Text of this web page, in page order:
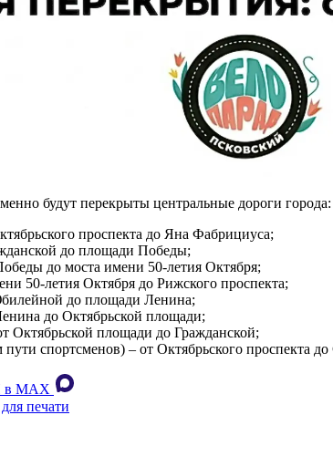
будут перекрыты центральные дороги города:
проспекта до Яна Фабрициуса;
до площади Победы;
до моста имени 50-летия Октября;
50-летия Октября до Рижского проспекта;
до площади Ленина;
до Октябрьской площади;
Октябрьской площади до Гражданской;
пути спортсменов) – от Октябрьского проспекта
в MAХ
печати